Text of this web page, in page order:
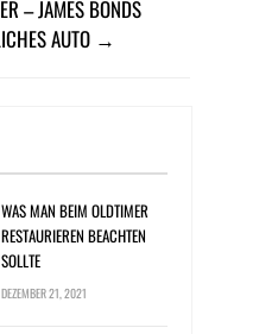
– JAMES BONDS
AUTO →
WAS MAN BEIM OLDTIMER
RESTAURIEREN BEACHTEN
SOLLTE
DEZEMBER 21, 2021